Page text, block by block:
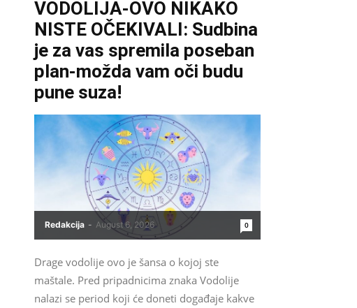
VODOLIJA-OVO NIKAKO
NISTE OČEKIVALI: Sudbina
je za vas spremila poseban
plan-možda vam oči budu
pune suza!
Redakcija - August 6, 2026 0
Drage vodolije ovo je šansa o kojoj ste
maštale. Pred pripadnicima znaka Vodolije
nalazi se period koji će doneti događaje kakve